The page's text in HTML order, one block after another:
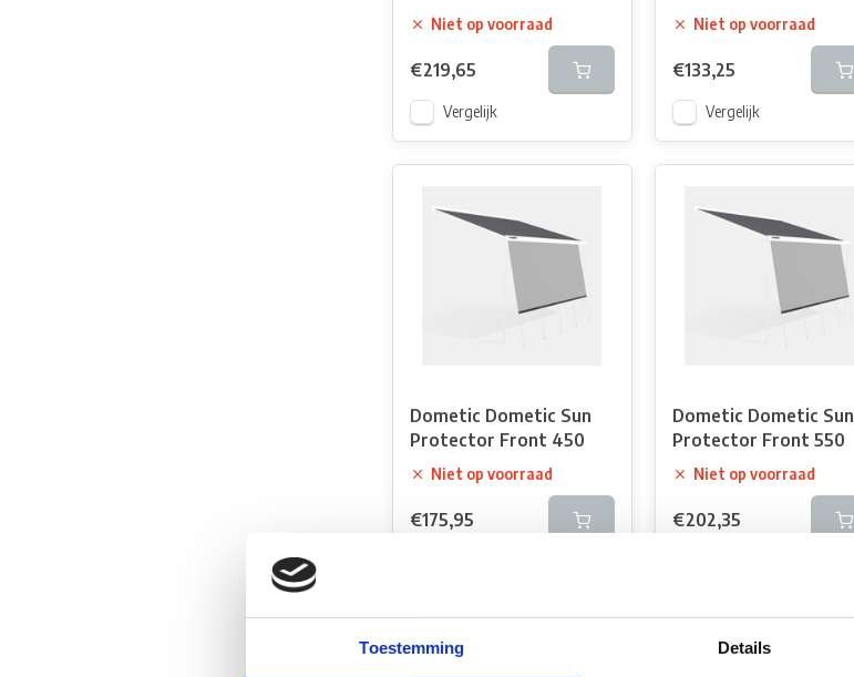
Toestemming Details
Niet op voorraad
€219,65
Vergelijk
Niet op voorraad
€133,25
Vergelijk
Dometic Dometic Sun
Protector Front 450
Niet op voorraad
€175,95
Dometic Dometic Sun
Protector Front 550
Niet op voorraad
€202,35